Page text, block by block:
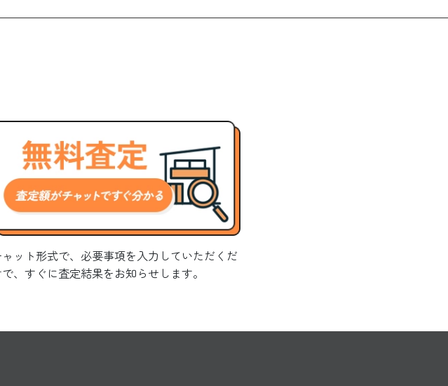
ット形式で、必要事項を入力していただくだ
で、すぐに査定結果をお知らせします。